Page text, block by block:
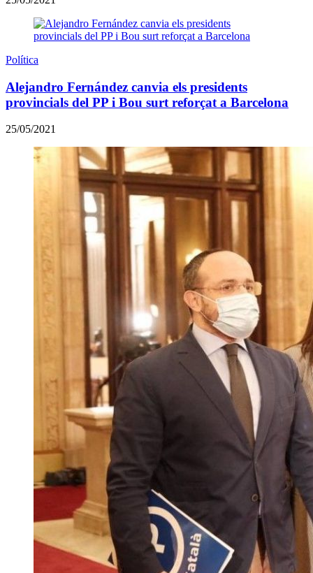
Política
Alejandro Fernández canvia els presidents
provincials del PP i Bou surt reforçat a Barcelona
25/05/2021